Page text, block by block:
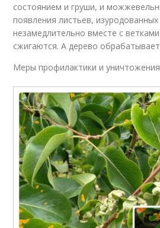
состоянием и груши, и
появления листьев,
незамедлительно вместе с
сжигаются. А дерево
Меры профилактики и